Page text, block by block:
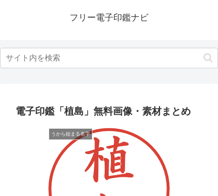
フリー電子印鑑ナビ
電子印鑑「植島」無料画像・素材まとめ
うから始まる名字